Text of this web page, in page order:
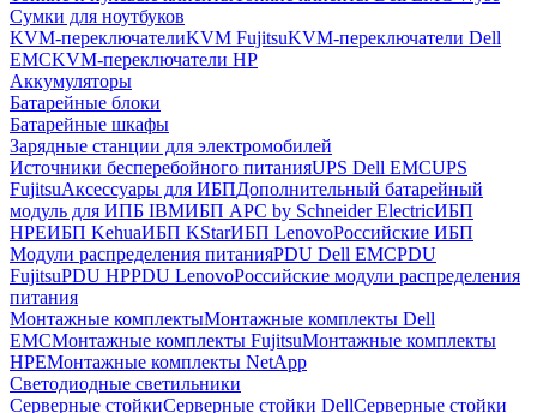
Сумки для ноутбуков
KVM-переключателиKVM FujitsuKVM-переключатели Dell
EMCKVM-переключатели HP
Аккумуляторы
Батарейные блоки
Батарейные шкафы
Зарядные станции для электромобилей
Источники бесперебойного питанияUPS Dell EMCUPS
FujitsuАксессуары для ИБПДополнительный батарейный
модуль для ИПБ IBMИБП APC by Schneider ElectricИБП
HPEИБП KehuaИБП KStarИБП LenovoРоссийские ИБП
Модули распределения питанияPDU Dell EMCPDU
FujitsuPDU HPPDU LenovoРоссийские модули распределения
питания
Монтажные комплектыМонтажные комплекты Dell
EMCМонтажные комплекты FujitsuМонтажные комплекты
HPEМонтажные комплекты NetApp
Светодиодные светильники
Серверные стойкиСерверные стойки DellСерверные стойки